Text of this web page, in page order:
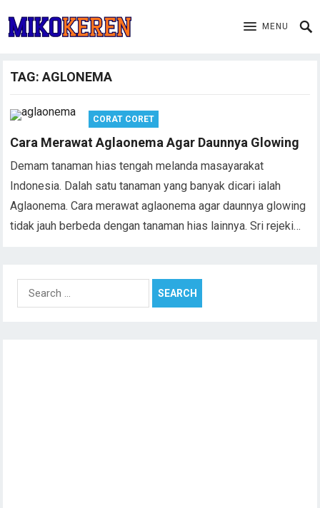
MENU
TAG:AGLONEMA
CORAT CORET
Cara Merawat Aglaonema Agar Daunnya Glowing
Demam tanaman hias tengah melanda masayarakat
Indonesia. Dalah satu tanaman yang banyak dicari ialah
Aglaonema. Cara merawat aglaonema agar daunnya glowing
tidak jauh berbeda dengan tanaman hias lainnya. Sri rejeki…
Search
for: